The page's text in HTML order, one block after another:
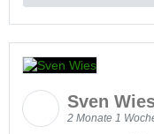
Sven
2 Monate 1